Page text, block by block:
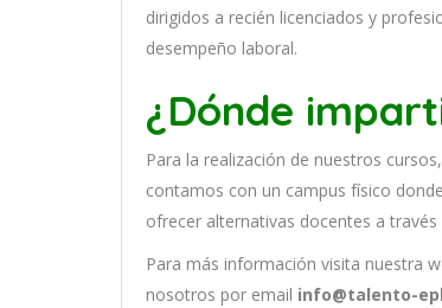
dirigidos a recién licenciados y
desempeño laboral.
¿Dónde
Para la realización de nuestros
contamos con un campus físico
ofrecer alternativas docentes a través
Para más información visita nuestra
nosotros por email info@talento-